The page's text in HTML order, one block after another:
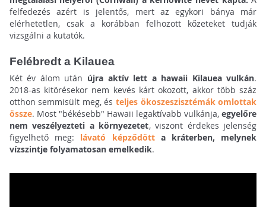
felfedezés azért is jelentős, mert az egykori bánya már
elérhetetlen, csak a korábban felhozott kőzeteket tudják
vizsgálni a kutatók.
Felébredt a Kilauea
Két év álom után újra aktív lett a hawaii Kilauea vulkán.
2018-as kitörésekor nem kevés kárt okozott, akkor több száz
otthon semmisült meg, ésteljes ökoszeszisztémák omlottak
össze. Most "békésebb" Hawaii legaktívabb vulkánja,egyelőre
nem veszélyezteti a környezetet, viszont érdekes jelenség
figyelhető meg: lávató képződötta kráterben, melynek
vízszintje folyamatosan emelkedik.